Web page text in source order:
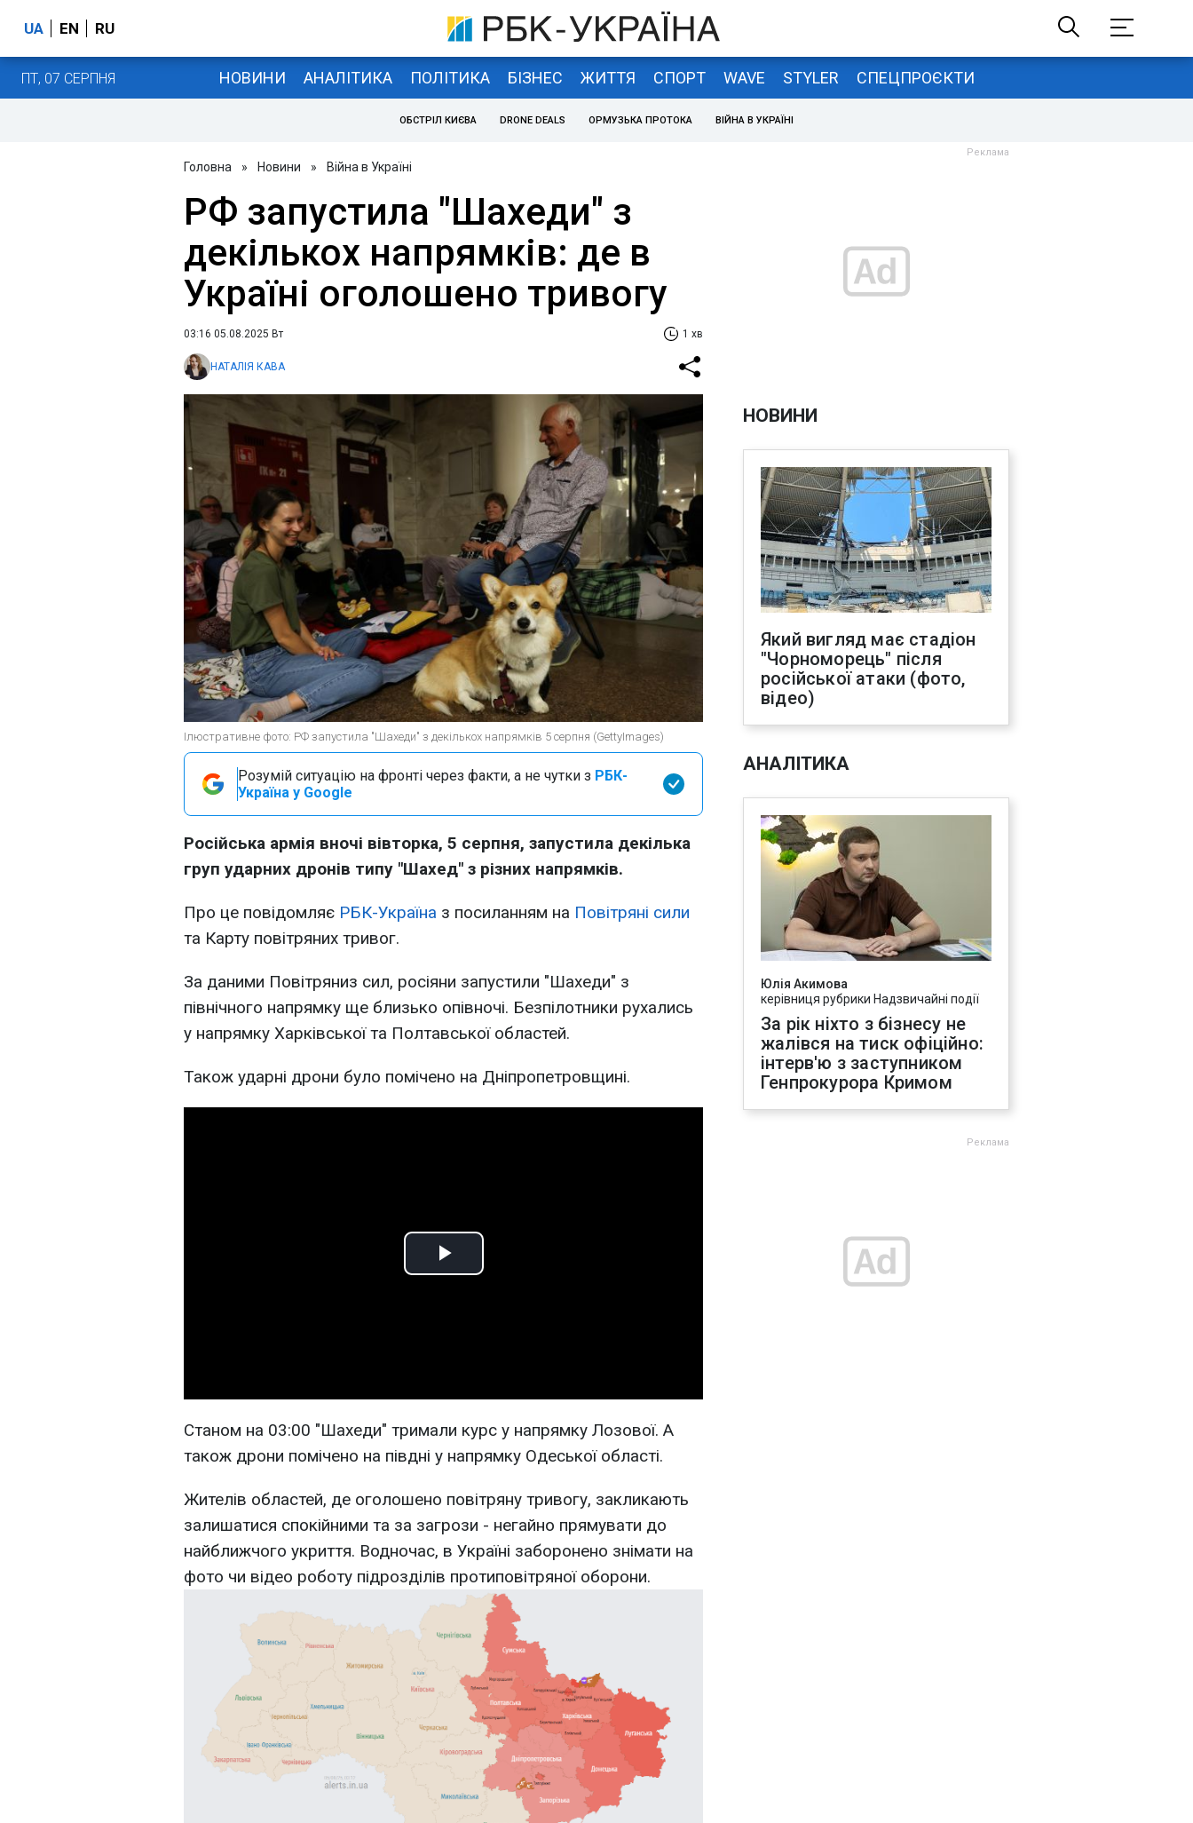
UA EN RU
ПТ, 07 СЕРПНЯ НОВИНИ АНАЛІТИКА ПОЛІТИКА БІЗНЕС ЖИТТЯ СПОРТ WAVE STYLER СПЕЦПРОЄКТИ
ОБСТРІЛ КИЄВА DRONE DEALS ОРМУЗЬКА ПРОТОКА ВІЙНА В УКРАЇНІ
Головна » Новини » Війна в Україні
РФ запустила "Шахеди" з
декількох напрямків: де в
Україні оголошено тривогу
03:16 05.08.2025 Вт 1 хв
НАТАЛІЯ КАВА
Ілюстративне фото: РФ запустила "Шахеди" з декількох напрямків 5 серпня (GettyImages)
Розумій ситуацію на фронті через факти, а не чутки з РБК-
Україна у Google
Російська армія вночі вівторка, 5 серпня, запустила декілька
груп ударних дронів типу "Шахед" з різних напрямків.
Про це повідомляє РБК-Україна з посиланням на Повітряні сили
та Карту повітряних тривог.
За даними Повітряниз сил, росіяни запустили "Шахеди" з
північного напрямку ще близько опівночі. Безпілотники рухались
у напрямку Харківської та Полтавської областей.
Також ударні дрони було помічено на Дніпропетровщині.
Play
Станом на 03:00 "Шахеди" тримали курс у напрямку Лозової. А
також дрони помічено на півдні у напрямку Одеської області.
Жителів областей, де оголошено повітряну тривогу, закликають
залишатися спокійними та за загрози - негайно прямувати до
найближчого укриття. Водночас, в Україні заборонено знімати на
фото чи відео роботу підрозділів протиповітряної оборони.
НОВИНИ
Який вигляд має стадіон
"Чорноморець" після
російської атаки (фото,
відео)
АНАЛІТИКА
Юлія Акимова
керівниця рубрики Надзвичайні події
За рік ніхто з бізнесу не
жалівся на тиск офіційно:
інтерв'ю з заступником
Генпрокурора Кримом